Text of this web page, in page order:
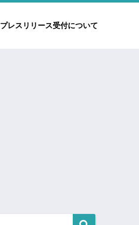
プレスリリース受付について